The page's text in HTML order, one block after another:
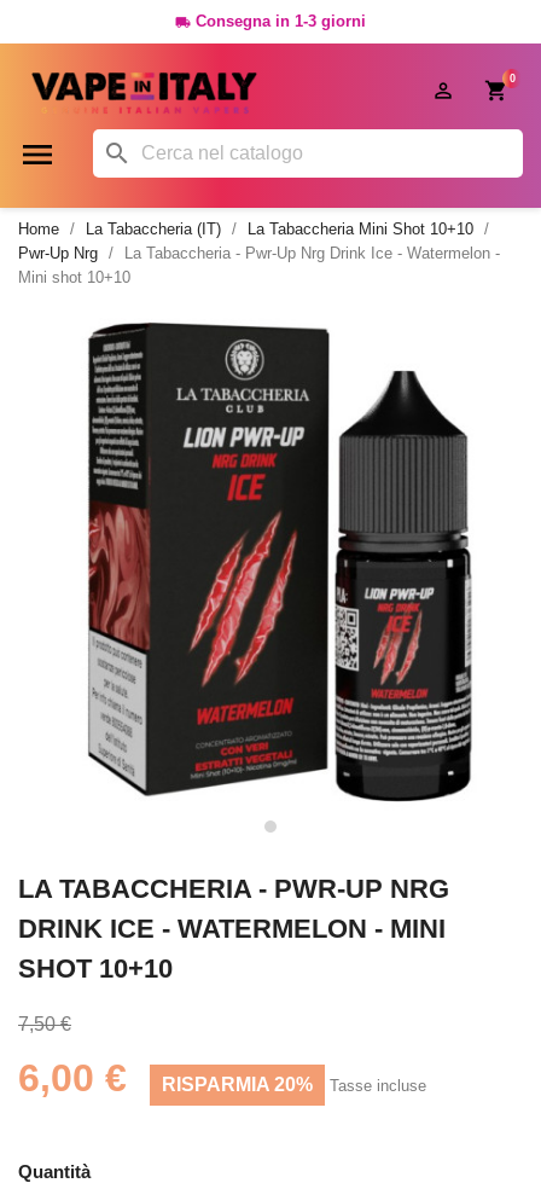
 Consegna in 1-3 giorni
0

 
Home La Tabaccheria (IT)
La Tabaccheria Mini Shot 10+10
Pwr-Up Nrg
La Tabaccheria - Pwr-Up Nrg Drink Ice - Watermelon -
Mini shot 10+10
LA TABACCHERIA - PWR-UP NRG
DRINK ICE - WATERMELON - MINI
SHOT 10+10
7,50 €
6,00 € RISPARMIA 20% Tasse incluse
Quantità